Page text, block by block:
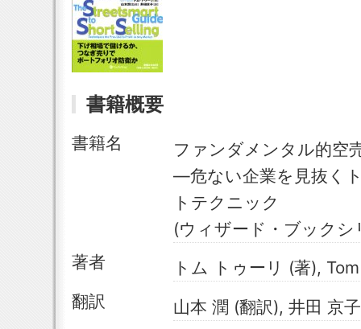
書籍概要
書籍名
ファンダメンタル的空
―危ない企業を見抜く
トテクニック
(ウィザード・ブックシ
著者
トム トゥーリ (著),
翻訳
山本 潤 (翻訳), 井田 京